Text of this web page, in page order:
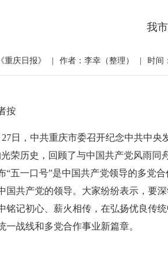
我
重庆日报》 作者：李幸（整理） 时间
按
27日，中共重庆市委召开纪念中共中央
光荣历史，回顾了与中国共产党风雨
“五一口号”是中国共产党领导的多党
国共产党的领导。大家纷纷表示，要
铭记初心、薪火相传，在弘扬优良传
一战线和多党合作事业新篇章。